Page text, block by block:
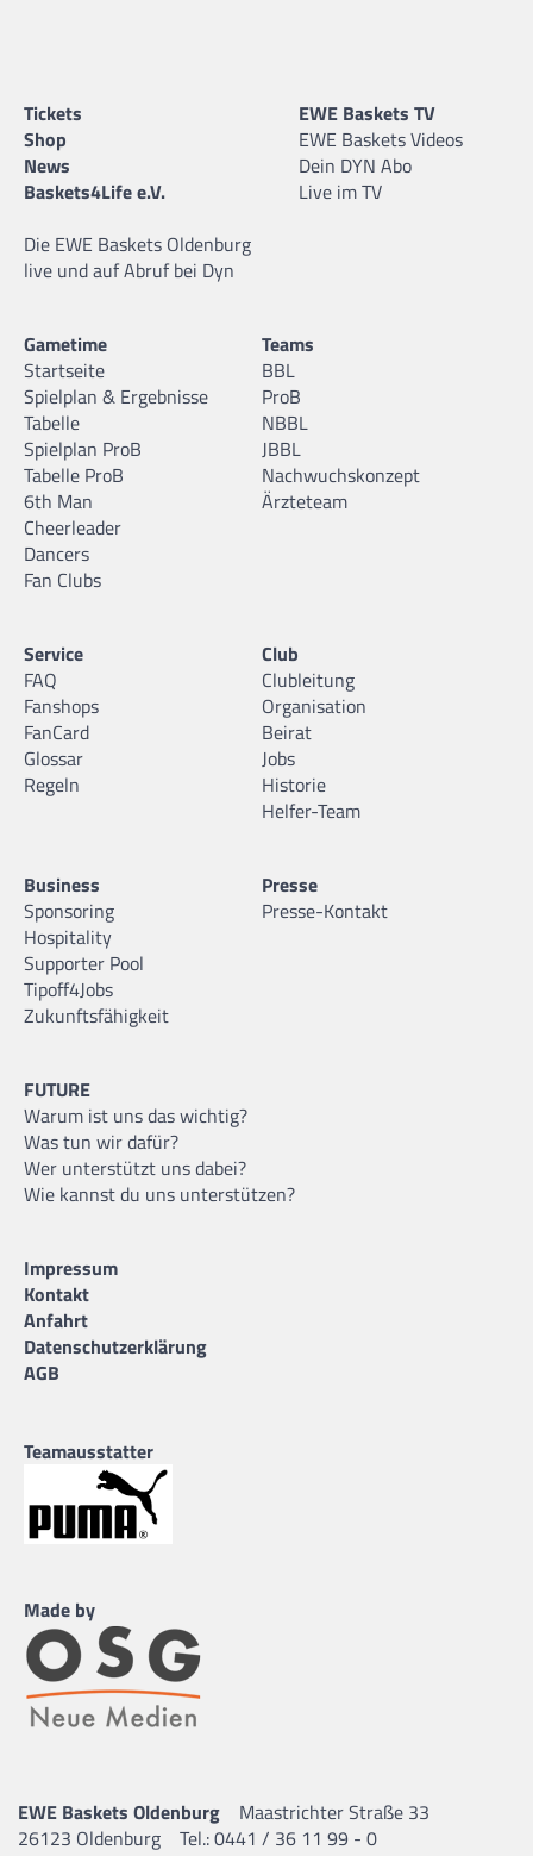
Tickets
Shop
News
Baskets4Life e.V.
Die EWE Baskets Oldenburg
live und auf Abruf bei Dyn
EWE Baskets TV
EWE Baskets Videos
Dein DYN Abo
Live im TV
Gametime
Startseite
Spielplan & Ergebnisse
Tabelle
Spielplan ProB
Tabelle ProB
6th Man
Cheerleader
Dancers
Fan Clubs
Teams
BBL
ProB
NBBL
JBBL
Nachwuchskonzept
Ärzteteam
Service
FAQ
Fanshops
FanCard
Glossar
Regeln
Club
Clubleitung
Organisation
Beirat
Jobs
Historie
Helfer-Team
Business
Sponsoring
Hospitality
Supporter Pool
Tipoff4Jobs
Zukunftsfähigkeit
Presse
Presse-Kontakt
FUTURE
Warum ist uns das wichtig?
Was tun wir dafür?
Wer unterstützt uns dabei?
Wie kannst du uns unterstützen?
Impressum
Kontakt
Anfahrt
Datenschutzerklärung
AGB
Teamausstatter
Made by
EWE Baskets Oldenburg
Maastrichter Straße 33
26123 Oldenburg
Tel.: 0441 / 36 11 99 - 0